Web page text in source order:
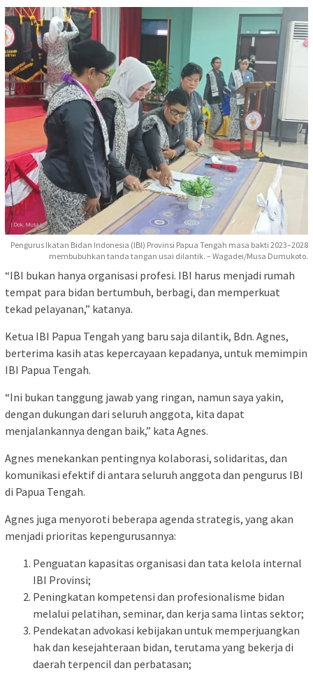
Pengurus Ikatan Bidan Indonesia (IBI) Provinsi Papua Tengah masa bakti 2023–2028
membubuhkan tanda tangan usai dilantik. – Wagadei/Musa Dumukoto.
“IBI bukan hanya organisasi profesi. IBI harus menjadi rumah
tempat para bidan bertumbuh, berbagi, dan memperkuat
tekad pelayanan,” katanya.
Ketua IBI Papua Tengah yang baru saja dilantik, Bdn. Agnes,
berterima kasih atas kepercayaan kepadanya, untuk memimpin
IBI Papua Tengah.
“Ini bukan tanggung jawab yang ringan, namun saya yakin,
dengan dukungan dari seluruh anggota, kita dapat
menjalankannya dengan baik,” kata Agnes.
Agnes menekankan pentingnya kolaborasi, solidaritas, dan
komunikasi efektif di antara seluruh anggota dan pengurus IBI
di Papua Tengah.
Agnes juga menyoroti beberapa agenda strategis, yang akan
menjadi prioritas kepengurusannya:
Penguatan kapasitas organisasi dan tata kelola internal
IBI Provinsi;
Peningkatan kompetensi dan profesionalisme bidan
melalui pelatihan, seminar, dan kerja sama lintas sektor;
Pendekatan advokasi kebijakan untuk memperjuangkan
hak dan kesejahteraan bidan, terutama yang bekerja di
daerah terpencil dan perbatasan;